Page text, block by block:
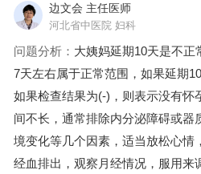
边文会 主任医师
河北省中医院 妇科
问题分析： 大姨妈延期10天是不正
7天左右属于正常范围，如果延期
如果检查结果为(-)，则表示没有怀
间不长，通常排除内分泌障碍或器
境变化等几个因素，适当放松心情
经血排出，观察月经情况，服用来